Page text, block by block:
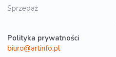
Sprzedaż
Polityka prywatności
biuro@artinfo.pl